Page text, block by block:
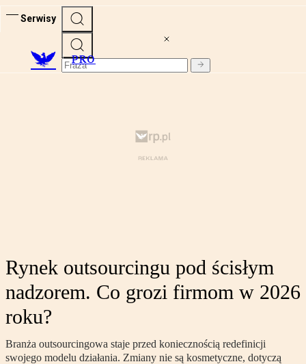
Serwisy
PRO
Rynek outsourcingu pod ścisłym
nadzorem. Co grozi firmom w 2026
roku?
Branża outsourcingowa staje przed koniecznością redefinicji
swojego modelu działania. Zmiany nie są kosmetyczne, dotyczą